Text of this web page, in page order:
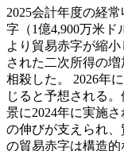
2025会計年度の経
字（1億4,900万米ド
より貿易赤字が縮
された二次所得の
相殺した。 2026年
じると予想される
景に2024年に実施
の伸びが支えられ
の貿易赤字は構造